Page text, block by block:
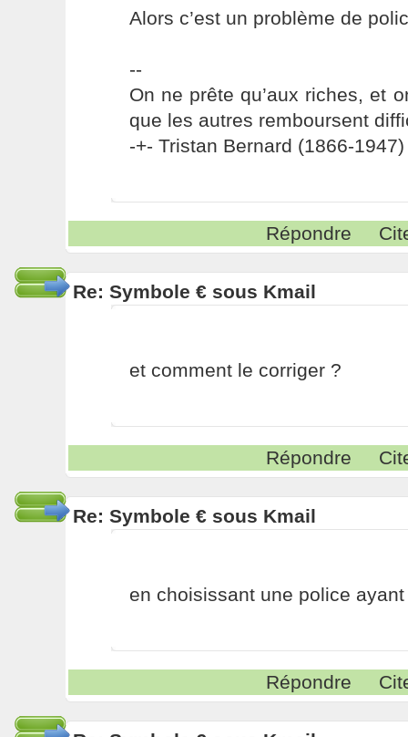
Alors c’est un problème de
--
On ne prête qu’aux riches, et
que les autres remboursent
-+- Tristan Bernard (1866-1947)
Répondre
Re: Symbole € sous Kmail
et comment le corriger ?
Répondre
Re: Symbole € sous Kmail
en choisissant une police
Répondre